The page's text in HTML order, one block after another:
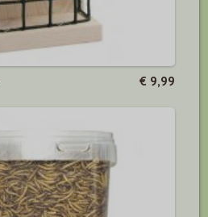
€ 9,99